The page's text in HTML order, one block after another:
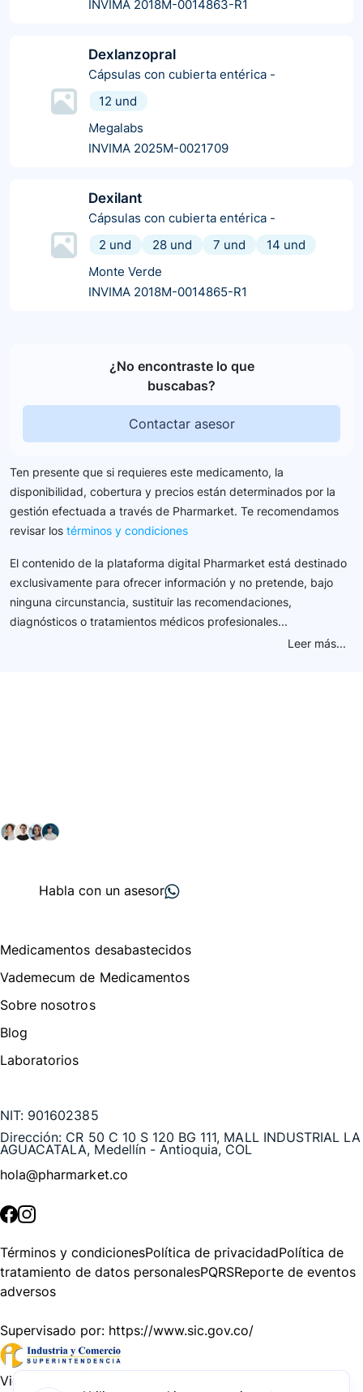
INVIMA 2018M-0014863-R1
Dexlanzopral
Cápsulas con cubierta entérica -
12 und
Megalabs
INVIMA 2025M-0021709
Dexilant
Cápsulas con cubierta entérica -
2 und
28 und 7 und
14 und
Monte Verde
INVIMA 2018M-0014865-R1
¿No encontraste lo que
buscabas?
Contactar asesor
Ten presente que si requieres este medicamento, la
disponibilidad, cobertura y precios están determinados por la
gestión efectuada a través de Pharmarket. Te recomendamos
revisar los términos y condiciones
El contenido de la plataforma digital Pharmarket está destinado
exclusivamente para ofrecer información y no pretende, bajo
ninguna circunstancia, sustituir las recomendaciones,
diagnósticos o tratamientos médicos profesionales...
Leer más...
Habla con un asesor
Medicamentos desabastecidos
Vademecum de Medicamentos
Sobre nosotros
Blog
Laboratorios
NIT: 901602385
Dirección: CR 50 C 10 S 120 BG 111, MALL INDUSTRIAL LA
AGUACATALA, Medellín - Antioquia, COL
hola@pharmarket.co
Términos y condicionesPolítica de privacidadPolítica de
tratamiento de datos personalesPQRSReporte de eventos
adversos
Supervisado por: https://www.sic.gov.co/
Vigilado por: